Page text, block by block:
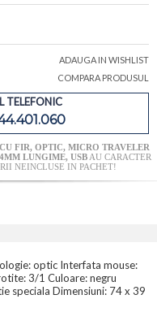
ADAUGA IN WISHLIST
COMPARA PRODUSUL
TELEFONIC
FIR, OPTIC, MICRO TRAVELER
LUNGIME, USBAU CARACTER
NEINCLUSE IN PACHET!
optic Interfata mouse:
3/1 Culoare: negru
speciala Dimensiuni: 74 x 39